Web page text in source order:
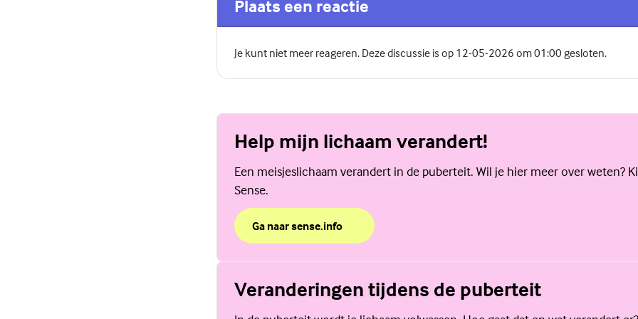
Plaats een reactie
Je kunt niet meer reageren. Deze discussie is op 12-05-2026 om 01:00 gesloten.
Help mijn lichaam verandert!
Een meisjeslichaam verandert in de puberteit. Wil je hier meer over weten?
Sense.
Ga naar sense.info
over Help mijn lichaam verandert!
(Externe link)
Veranderingen tijdens de puberteit